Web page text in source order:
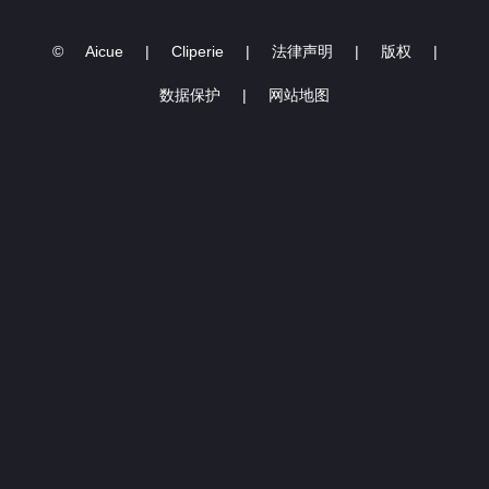
© Aicue | Cliperie | 法律声明 | 版权 |
数据保护 | 网站地图